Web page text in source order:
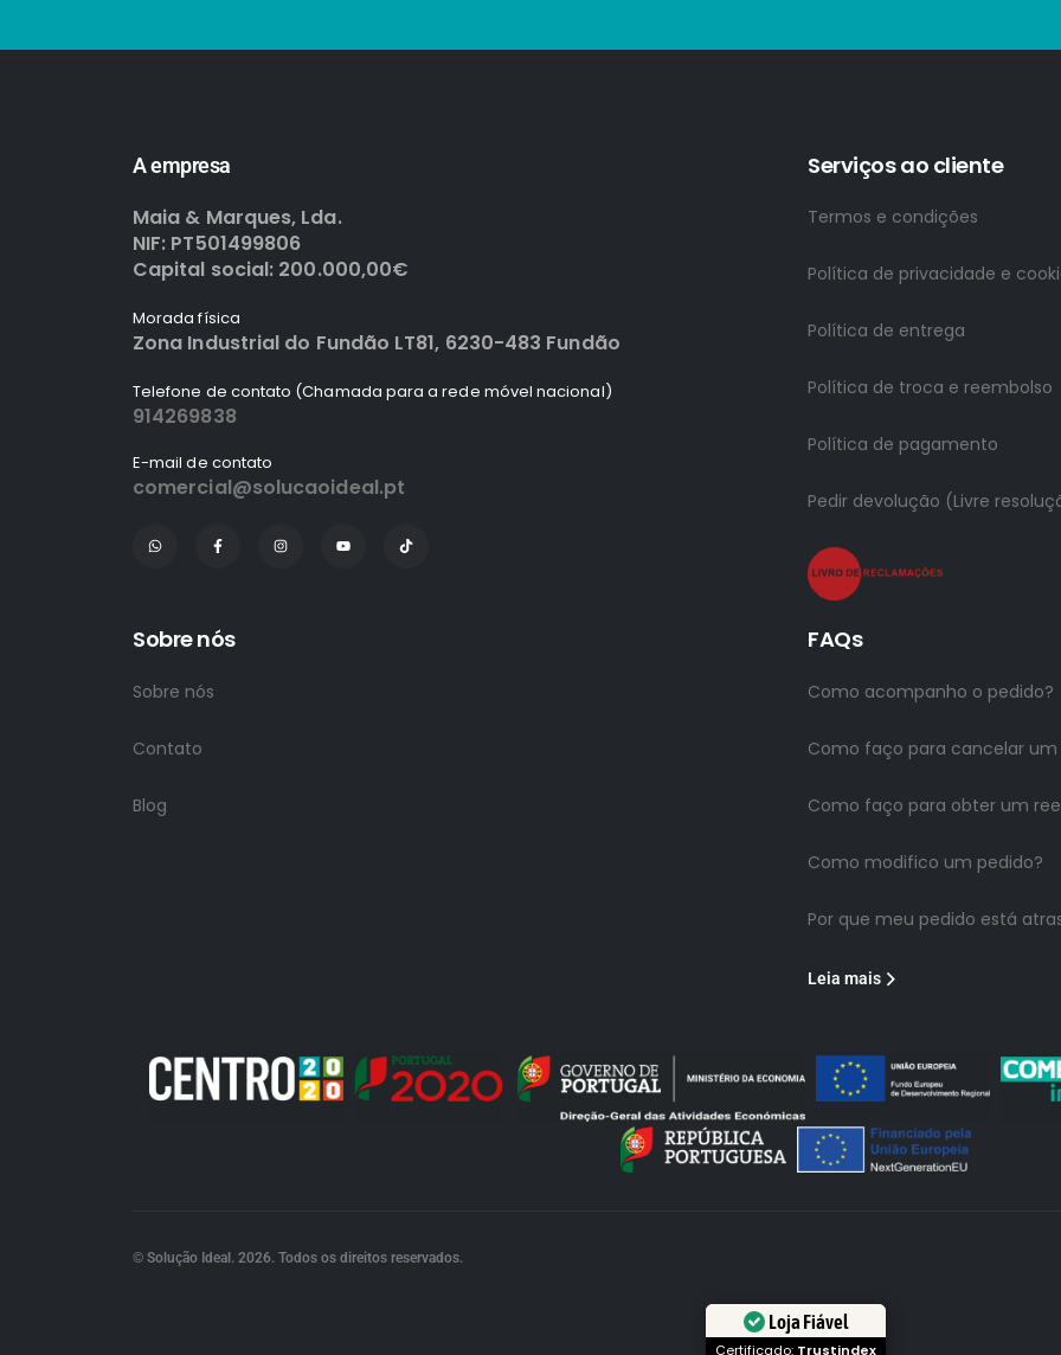
A empresa
Maia & Marques, Lda.
NIF: PT501499806
Capital social: 200.000,00€
Morada física
Zona Industrial do Fundão LT81, 6230-483 Fundão
Telefone de contato (Chamada para a rede móvel nacional)
914269838
E-mail de contato
comercial@solucaoideal.pt
Serviços ao cliente
Termos e condições
Política de privacidade e
Política de entrega
Política de troca e reembolso
Política de pagamento
Pedir devolução (Livre
Sobre nós
Sobre nós
Contato
Blog
FAQs
Como acompanho o pedido?
Como faço para cancelar um
Como faço para obter um
Como modifico um pedido?
Por que meu pedido está
Leia mais
© Solução Ideal. 2026. Todos os direitos reservados.
Loja Fiável
Certificado: Trustindex